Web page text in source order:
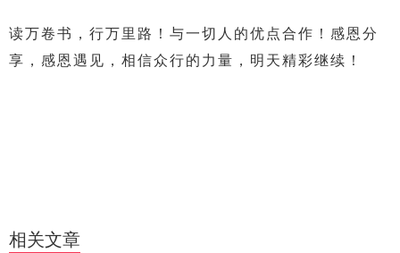
读万卷书，行万里路！与一切人的优点合作！感恩分
享，感恩遇见，相信众行的力量，明天精彩继续！
相关文章